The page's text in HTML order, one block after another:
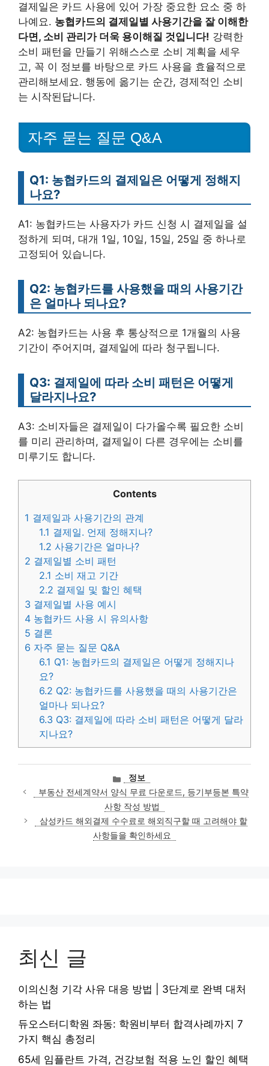
결제일은 카드 사용에 있어 가장 중요한 요소 중 하
나예요. 농협카드의 결제일별 사용기간을 잘 이해한
다면, 소비 관리가 더욱 용이해질 것입니다! 강력한
소비 패턴을 만들기 위해스스로 소비 계획을 세우
고, 꼭 이 정보를 바탕으로 카드 사용을 효율적으로
관리해보세요. 행동에 옮기는 순간, 경제적인 소비
는 시작된답니다.
자주 묻는 질문 Q&A
Q1: 농협카드의 결제일은 어떻게 정해지
나요?
A1: 농협카드는 사용자가 카드 신청 시 결제일을 설
정하게 되며, 대개 1일, 10일, 15일, 25일 중 하나로
고정되어 있습니다.
Q2: 농협카드를 사용했을 때의 사용기간
은 얼마나 되나요?
A2: 농협카드는 사용 후 통상적으로 1개월의 사용
기간이 주어지며, 결제일에 따라 청구됩니다.
Q3: 결제일에 따라 소비 패턴은 어떻게
달라지나요?
A3: 소비자들은 결제일이 다가올수록 필요한 소비
를 미리 관리하며, 결제일이 다른 경우에는 소비를
미루기도 합니다.
Contents
1 결제일과 사용기간의 관계
1.1 결제일. 언제 정해지나?
1.2 사용기간은 얼마나?
2 결제일별 소비 패턴
2.1 소비 재고 기간
2.2 결제일 및 할인 혜택
3 결제일별 사용 예시
4 농협카드 사용 시 유의사항
5 결론
6 자주 묻는 질문 Q&A
6.1 Q1: 농협카드의 결제일은 어떻게 정해지나
요?
6.2 Q2: 농협카드를 사용했을 때의 사용기간은
얼마나 되나요?
6.3 Q3: 결제일에 따라 소비 패턴은 어떻게 달라
지나요?
카
테
고
리
정보
부동산 전세계약서 양식 무료 다운로드, 등기부등본 특약
사항 작성 방법
삼성카드 해외결제 수수료로 해외직구할 때 고려해야 할
사항들을 확인하세요
최신 글
이의신청 기각 사유 대응 방법 | 3단계로 완벽 대처
하는 법
듀오스터디학원 좌동: 학원비부터 합격사례까지 7
가지 핵심 총정리
65세 임플란트 가격, 건강보험 적용 노인 할인 혜택